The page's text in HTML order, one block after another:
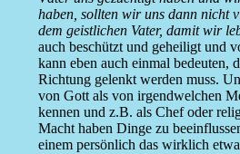
haben, sollten wir uns dann nicht
dem geistlichen Vater, damit wir
auch beschützt und geheiligt und
kann eben auch einmal bedeuten,
Richtung gelenkt werden muss.
von Gott als von irgendwelchen
kennen und z.B. als Chef oder
Macht haben Dinge zu
einem persönlich das wirklich